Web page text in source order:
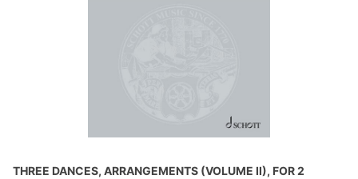
THREE DANCES, ARRANGEMENTS (VOLUME II), FOR 2